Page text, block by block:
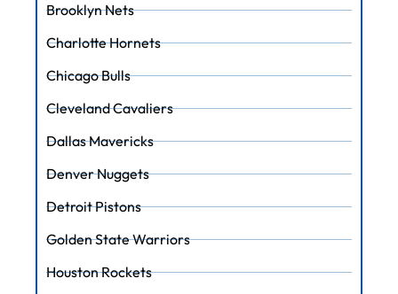
Brooklyn Nets
Charlotte Hornets
Chicago Bulls
Cleveland Cavaliers
Dallas Mavericks
Denver Nuggets
Detroit Pistons
Golden State Warriors
Houston Rockets